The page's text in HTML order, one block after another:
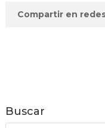
Compartir en
Buscar